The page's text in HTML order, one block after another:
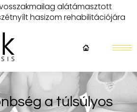
alátámasztott
hasizom rehabilitációjára
a túlsúlyos